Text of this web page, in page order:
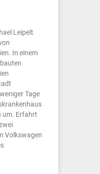
Leipelt
In einem
Tage
um. Erfahrt
Volkswagen